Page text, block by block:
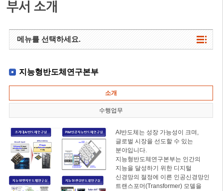
부서 소개
메뉴를 선택하세요.
지능형반도체연구본부
소개
수행업무
AI반도체는 성장 가능성이 크며,
글로벌 시장을 선도할 수 있는
분야입니다.
지능형반도체연구본부는 인간의
지능을 달성하기 위한 디지털
신경망의 절정에 이른 인공신경망인
트랜스포머(Transformer) 모델을